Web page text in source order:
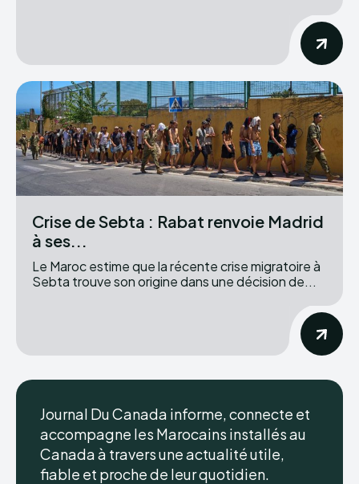
Crise de Sebta : Rabat renvoie Madrid
à ses...
Le Maroc estime que la récente crise migratoire à
Sebta trouve son origine dans une décision de...
Journal Du Canada informe, connecte et
accompagne les Marocains installés au
Canada à travers une actualité utile,
fiable et proche de leur quotidien.